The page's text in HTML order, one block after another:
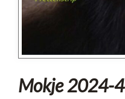
Mokje 2024-4